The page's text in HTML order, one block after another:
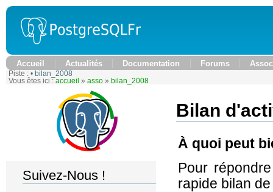
Accueil Actualités Documentation Forums
Piste : • bilan_2008
Vous êtes ici : accueil » asso » bilan_2008
Suivez-Nous !
Bilan
À quoi peut
Pour
rapide bilan